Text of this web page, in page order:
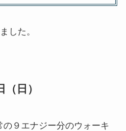
した。
日）
の９エナジー分のウォーキ